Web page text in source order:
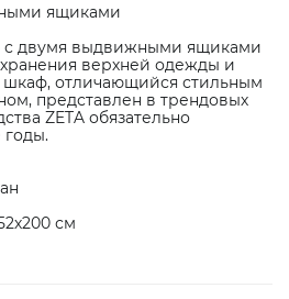
ящиками
с двумя выдвижными ящиками
верхней одежды и
отличающийся стильным
представлен в трендовых
ZETA обязательно
см